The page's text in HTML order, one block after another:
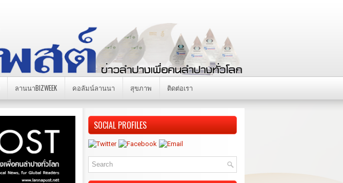
ลานนาBIZWEEK คอลัมน์ลานนา สุขภาพ ติดต่อเรา
SOCIAL PROFILES